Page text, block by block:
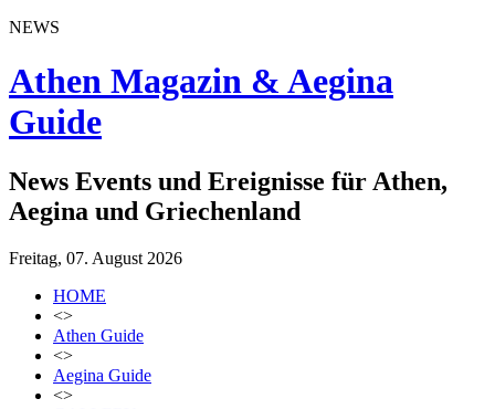
NEWS
Athen Magazin & Aegina
Guide
News Events und Ereignisse für Athen,
Aegina und Griechenland
Freitag, 07. August 2026
HOME
<>
Athen Guide
<>
Aegina Guide
<>